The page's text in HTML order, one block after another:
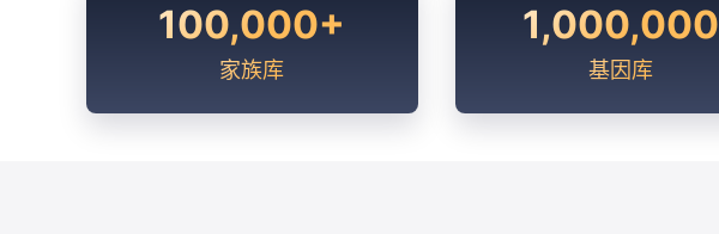
100,000+
家族库
1,000,000
基因库